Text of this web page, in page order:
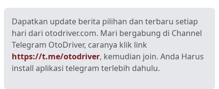
Dapatkan update berita pilihan dan terbaru setiap
hari dari otodriver.com. Mari bergabung di Channel
Telegram OtoDriver, caranya klik link
https://t.me/otodriver, kemudian join. Anda Harus
install aplikasi telegram terlebih dahulu.